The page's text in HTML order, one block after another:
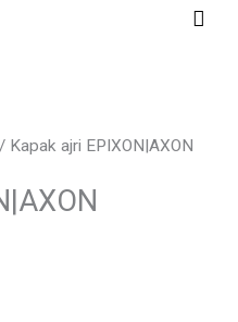
Main
/ Kapak ajri EPIXON|AXON